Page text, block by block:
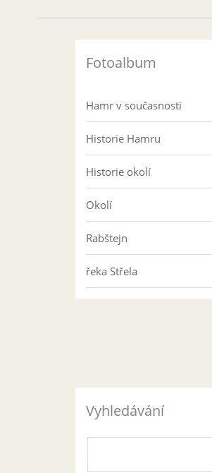
Fotoalbum
Hamr v současnosti
Historie Hamru
Historie okolí
Okolí
Rabštejn
řeka Střela
Vyhledávání